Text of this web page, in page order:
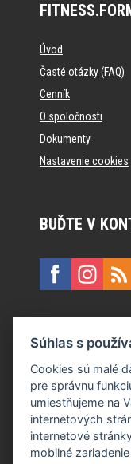
Úvod
Časté otázky (FAQ)
Cenník
O spoločnosti
Dokumenty
Nastavenie cookies
BUĎTE V
E:
Form Factory
Bratislava
Za publikovaný
Súhlas s
Cookies sú malé
pre správnu
umiestňujeme na
internetových
internetové
mobilné